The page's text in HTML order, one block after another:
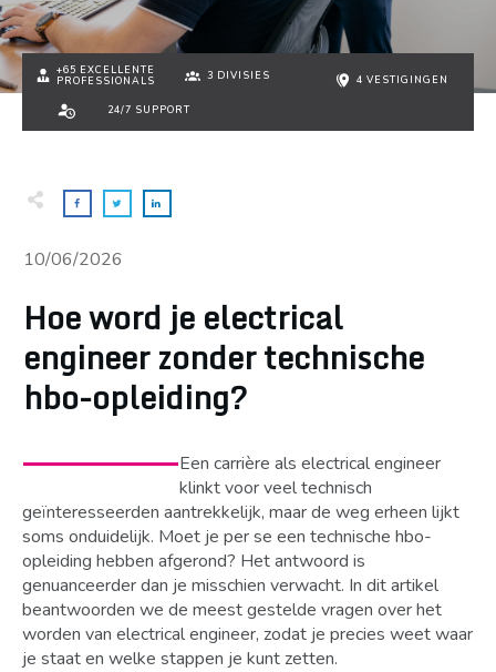
+65 EXCELLENTE
PROFESSIONALS
3 DIVISIES 4 VESTIGINGEN
24/7 SUPPORT
10/06/2026
Hoe word je electrical
engineer zonder technische
hbo-opleiding?
Een carrière als electrical engineer
klinkt voor veel technisch
geïnteresseerden aantrekkelijk, maar de weg erheen lijkt
soms onduidelijk. Moet je per se een technische hbo-
opleiding hebben afgerond? Het antwoord is
genuanceerder dan je misschien verwacht. In dit artikel
beantwoorden we de meest gestelde vragen over het
worden van electrical engineer, zodat je precies weet waar
je staat en welke stappen je kunt zetten.